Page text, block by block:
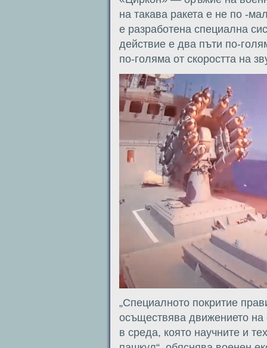
на такава ракета е не по -
е разработена специална
действие е два пъти по-
по-голяма от скоростта на
„Специалното покритие
осъществява движението
в среда, която научните и